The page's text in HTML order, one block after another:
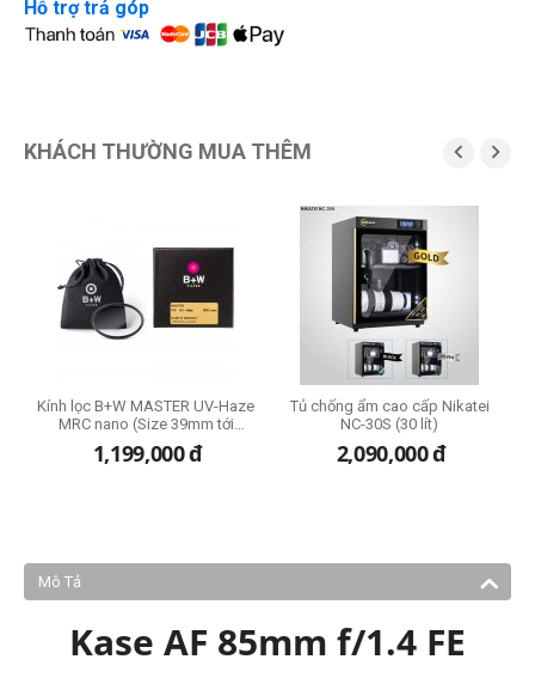
Hỗ trợ trả góp
KHÁCH THƯỜNG MUA THÊM  
Kính lọc B+W MASTER UV-Haze
MRC nano (Size 39mm tới
95mm)
1,199,000đ
Tủ chống ẩm cao cấp Nikatei
NC-30S (30 lít)
2,090,000đ
Mô Tả
Kase AF 85mm f/1.4 FE